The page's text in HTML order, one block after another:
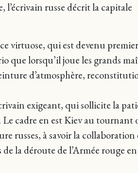
russe décrit la capitale
virtuose, qui est devenu premier
que lorsqu’il joue les grands
d’atmosphère,
exigeant, qui sollicite la
cadre en est Kiev au tournant
russes, à savoir la collaboration
la déroute de l’Armée rouge